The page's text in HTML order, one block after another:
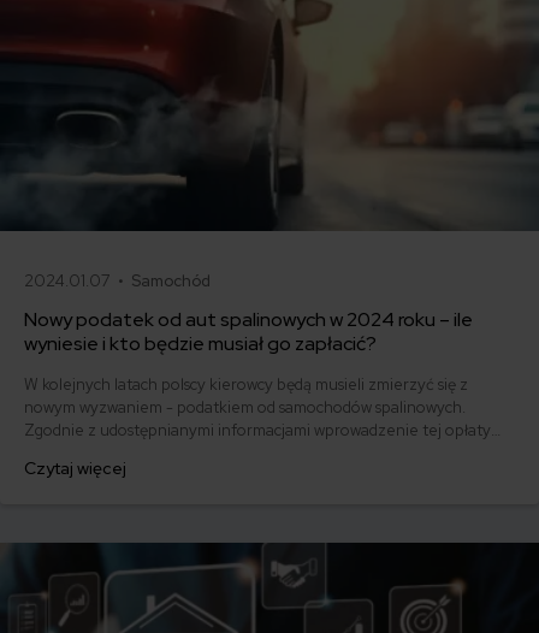
2024.01.07 • Samochód
Nowy podatek od aut spalinowych w 2024 roku – ile
wyniesie i kto będzie musiał go zapłacić?
W kolejnych latach polscy kierowcy będą musieli zmierzyć się z
nowym wyzwaniem - podatkiem od samochodów spalinowych.
Zgodnie z udostępnianymi informacjami wprowadzenie tej opłaty
Unii Europejskiej. W związku ze zmianami w polskim rządzie warto
Czytaj więcej